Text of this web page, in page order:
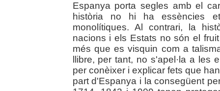
Espanya porta segles amb el
història no hi ha essències
monolítiques. Al contrari, la
nacions i els Estats no són el
més que es visquin com a
llibre, per tant, no s'apel·la a les
per conèixer i explicar fets que
part d'Espanya i la consegüent